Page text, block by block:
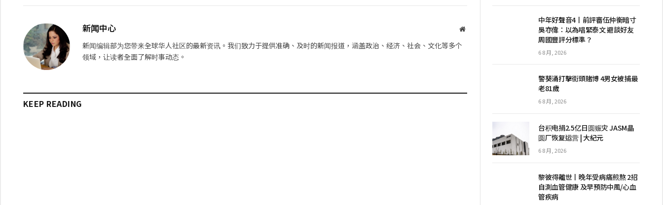
新闻中心
网
新闻编辑部为您带来全球华人社区的最新资讯。我们致力于提供准确、及时的新闻报道，涵盖政治、经济、社会、文化等多个
领域，让读者全面了解时事动态。
KEEP READING
中年好聲音4丨前評審伍仲衡暗寸
吳亦偉：以為唱緊泰文 避談好友
周國豐評分標準？
6 8 月, 2026
警葵涌打擊街頭賭博 4男女被捕最
老81歲
6 8 月, 2026
台积电捐2.5亿日圆赈灾 JASM晶
圆厂恢复运营 | 大紀元
6 8 月, 2026
黎彼得離世丨晚年受病痛煎熬 2招
自測血管健康 及早預防中風/心血
管疾病